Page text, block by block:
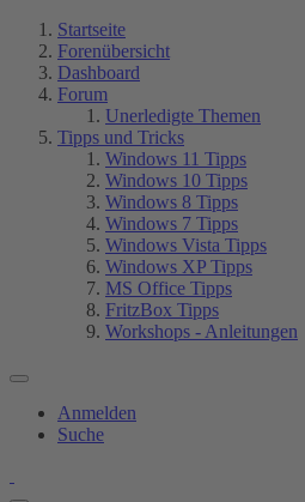
Startseite
Forenübersicht
Dashboard
Forum
Unerledigte Themen
Tipps und Tricks
Windows 11 Tipps
Windows 10 Tipps
Windows 8 Tipps
Windows 7 Tipps
Windows Vista Tipps
Windows XP Tipps
MS Office Tipps
FritzBox Tipps
Workshops - Anleitungen
Anmelden
Suche